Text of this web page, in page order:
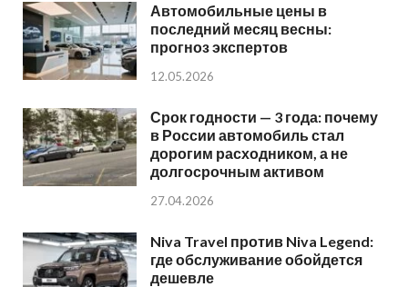
Автомобильные цены в
последний месяц весны:
прогноз экспертов
12.05.2026
Срок годности — 3 года: почему
в России автомобиль стал
дорогим расходником, а не
долгосрочным активом
27.04.2026
Niva Travel против Niva Legend:
где обслуживание обойдется
дешевле